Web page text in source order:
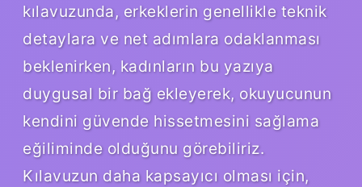
kılavuzunda, erkeklerin genellikle teknik
detaylara ve net adımlara odaklanması
beklenirken, kadınların bu yazıya
duygusal bir bağ ekleyerek, okuyucunun
kendini güvende hissetmesini sağlama
eğiliminde olduğunu görebiliriz.
Kılavuzun daha kapsayıcı olması için,